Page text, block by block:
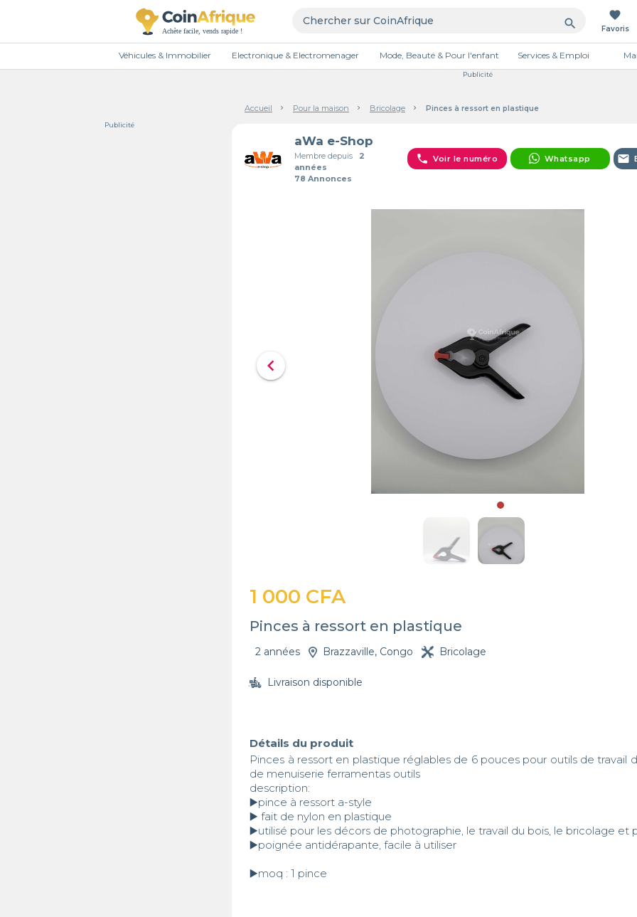
search
favorite
Favoris
Véhicules & Immobilier Electronique & Electromenager Mode, Beauté & Pour l'enfant Services & Emploi
Publicité
Accueil Pour la maison Bricolage Pinces à ressort en plastique
Publicité
aWa e-Shop
Membre depuis2
années
78 Annonces
phone Voir le numéro Whatsapp email
chevron_left
1 000 CFA
Pinces à ressort en plastique
2 années Brazzaville, Congo Bricolage
Livraison disponible
Détails du produit
Pinces à ressort en plastique réglables de 6 pouces pour outils de travail
de menuiserie ferramentas outils
description:
▶️pince à ressort a-style
▶️ fait de nylon en plastique
▶️utilisé pour les décors de photographie, le travail du bois, le bricolage et
▶️poignée antidérapante, facile à utiliser
▶️moq : 1 pince